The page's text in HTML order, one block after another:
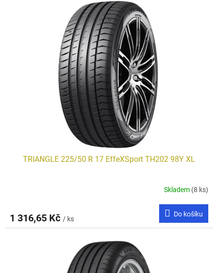
TRIANGLE 225/50 R 17 EffeXSport TH202 98Y XL
Skladem (8 ks)
1 316,65 Kč / ks
Do košíku